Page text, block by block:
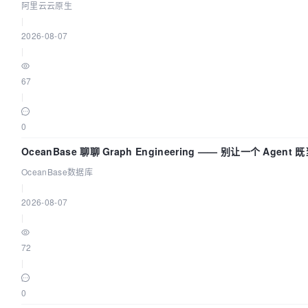
建 AI 流量治理底座
阿里云云原生
2026-08-07
67
0
OceanBase 聊聊 Graph Engineering —— 别让一个 Agent 既
又
OceanBase数据库
2026-08-07
72
0